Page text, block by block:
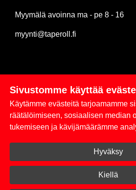
Myymälä avoinna ma - pe 8 - 16
myynti@taperoll.fi
Linkit
Rekisteriseloste
Toimitus- ja
Kirjaudu sisään
Sivustomme käyttää
Käytämme evästeitä tarjoamamme
räätälöimiseen, sosiaalisen median
tukemiseen ja kävijämäärämme
Hyväksy
Kiellä